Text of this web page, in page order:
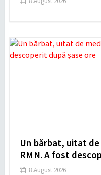
Un bărbat, uitat
RMN. A fost
8 August 2026